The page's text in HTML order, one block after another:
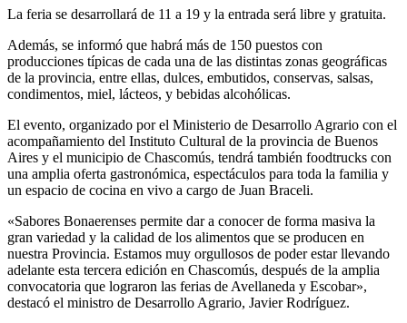
La feria se desarrollará de 11 a 19 y la entrada será libre y gratuita.
Además, se informó que habrá más de 150 puestos con
producciones típicas de cada una de las distintas zonas geográficas
de la provincia, entre ellas, dulces, embutidos, conservas, salsas,
condimentos, miel, lácteos, y bebidas alcohólicas.
El evento, organizado por el Ministerio de Desarrollo Agrario con el
acompañamiento del Instituto Cultural de la provincia de Buenos
Aires y el municipio de Chascomús, tendrá también foodtrucks con
una amplia oferta gastronómica, espectáculos para toda la familia y
un espacio de cocina en vivo a cargo de Juan Braceli.
«Sabores Bonaerenses permite dar a conocer de forma masiva la
gran variedad y la calidad de los alimentos que se producen en
nuestra Provincia. Estamos muy orgullosos de poder estar llevando
adelante esta tercera edición en Chascomús, después de la amplia
convocatoria que lograron las ferias de Avellaneda y Escobar»,
destacó el ministro de Desarrollo Agrario, Javier Rodríguez.